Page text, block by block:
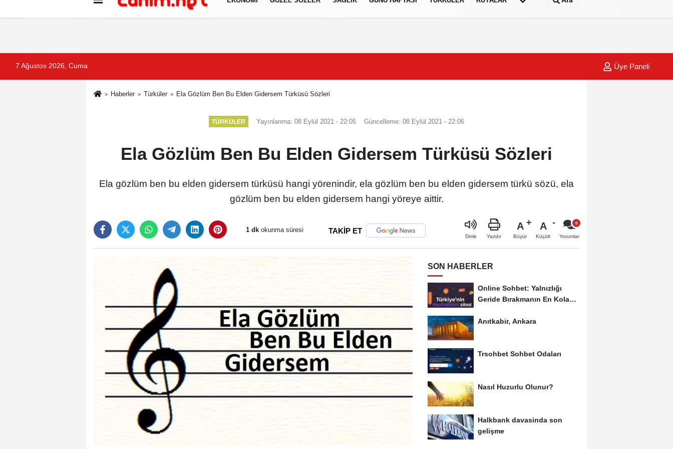
İletişim Çerez Politikası
7 Ağustos 2026, Cuma Üye Paneli
Haberler Türküler Ela Gözlüm Ben Bu Elden Gidersem Türküsü Sözleri
TÜRKÜLER Yayınlanma: 08 Eylül 2021 - 22:05 Güncelleme: 08 Eylül 2021 - 22:06
Ela Gözlüm Ben Bu Elden Gidersem Türküsü Sözleri
Ela gözlüm ben bu elden gidersem türküsü hangi yörenindir, ela gözlüm ben bu elden gidersem türkü sözü, ela
gözlüm ben bu elden gidersem hangi yöreye aittir.
1 dk okunma süresi TAKİP ET
Dinle Yazdır
A
Büyüt
A
Küçült Yorumlar
SON HABERLER
Online Sohbet: Yalnızlığı
Geride Bırakmanın En Kolay
Anıtkabir, Ankara
Trsohbet Sohbet Odaları
Nasıl Huzurlu Olunur?
Halkbank davasinda son
gelişme